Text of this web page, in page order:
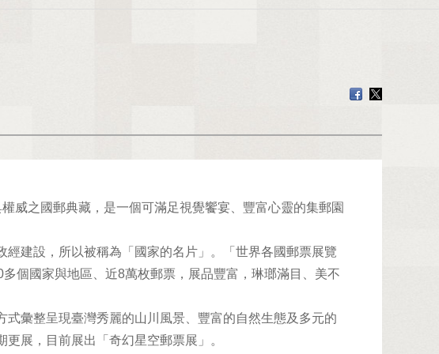
威之國郵典藏，是一個可滿足視覺饗宴、豐富心靈的集郵園
建設，所以被稱為「國家的名片」。「世界各國郵票展覽
個國家與地區、近8萬枚郵票，展品豐富，琳瑯滿目、美不
彙整呈現臺灣秀麗的山川風景、豐富的自然生態及多元的
展，目前展出「奇幻星空郵票展」。